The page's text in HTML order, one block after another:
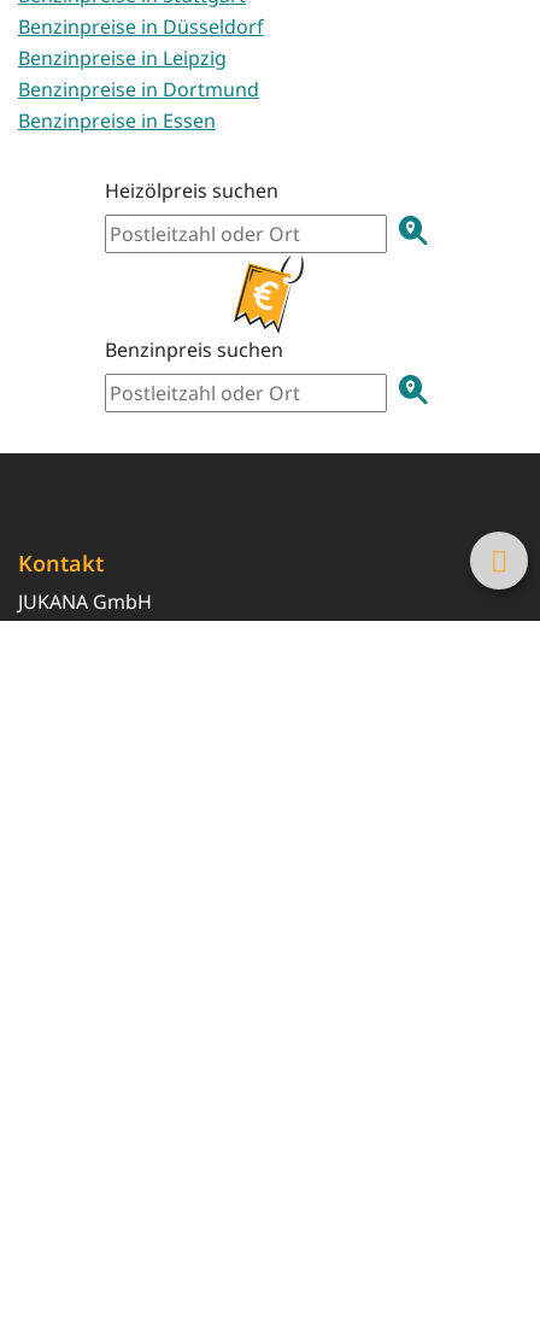
Benzinpreise in Düsseldorf
Benzinpreise in Leipzig
Benzinpreise in Dortmund
Benzinpreise in Essen
Heizölpreis suchen
Benzinpreis suchen
Kontakt
JUKANA GmbH